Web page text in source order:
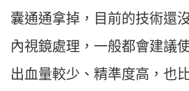
囊通通拿掉，目前的技術還
內視鏡處理，一般都會建議
出血量較少、精準度高，也